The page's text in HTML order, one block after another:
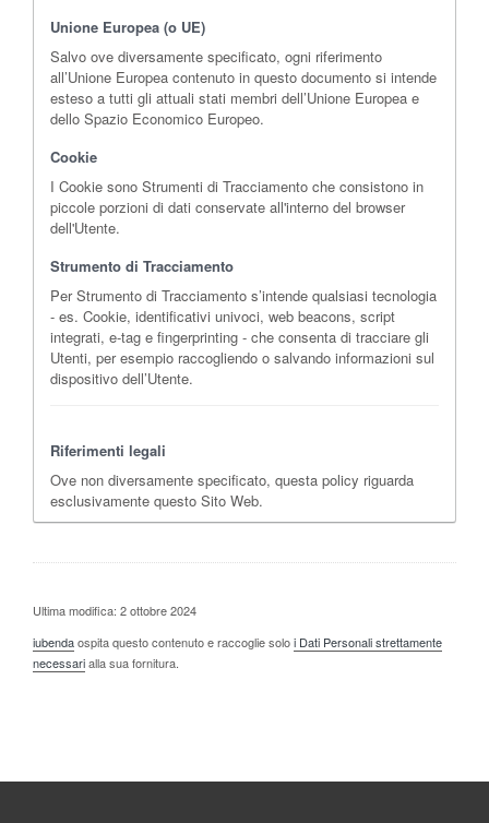
Unione Europea (o UE)
Salvo ove diversamente specificato, ogni riferimento
all’Unione Europea contenuto in questo documento si intende
esteso a tutti gli attuali stati membri dell’Unione Europea e
dello Spazio Economico Europeo.
Cookie
I Cookie sono Strumenti di Tracciamento che consistono in
piccole porzioni di dati conservate all'interno del browser
dell'Utente.
Strumento di Tracciamento
Per Strumento di Tracciamento s’intende qualsiasi tecnologia
- es. Cookie, identificativi univoci, web beacons, script
integrati, e-tag e fingerprinting - che consenta di tracciare gli
Utenti, per esempio raccogliendo o salvando informazioni sul
dispositivo dell’Utente.
Riferimenti legali
Ove non diversamente specificato, questa policy riguarda
esclusivamente questo Sito Web.
Ultima modifica: 2 ottobre 2024
iubendaospita questo contenuto e raccoglie soloi Dati Personali strettamente
necessarialla sua fornitura.